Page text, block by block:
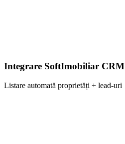
Integrare SoftImobiliar CRM
Listare automată proprietăți + lead-uri